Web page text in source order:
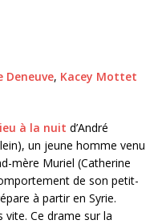
Deneuve, Kacey Mottet
à la nuit d’André
un jeune homme venu
mère Muriel (Catherine
de son petit-
à partir en Syrie.
Ce drame sur la